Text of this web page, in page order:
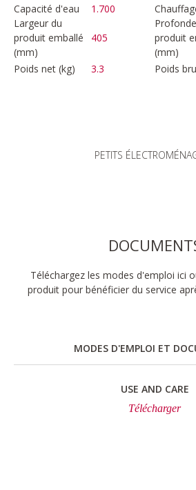
Capacité d'eau 1.700
Largeur du
produit emballé
(mm)
405
produit
(mm)
Poids net (kg) 3.3 Poids
PETITS
Téléchargez les modes d'emploi ici
produit pour bénéficier du service
MODES D'EMPLOI ET
USE AND CARE
Télécharger